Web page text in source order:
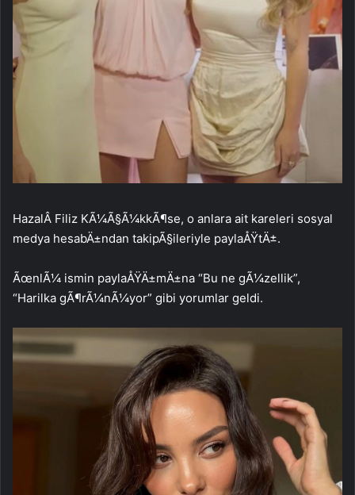
HazalÂ Filiz KÃ¼Ã§Ã¼kkÃ¶se, o anlara ait kareleri sosyal
medya hesabÄ±ndan takipÃ§ileriyle paylaÅŸtÄ±.
ÃœnlÃ¼ ismin paylaÅŸÄ±mÄ±na “Bu ne gÃ¼zellik”,
“Harilka gÃ¶rÃ¼nÃ¼yor” gibi yorumlar geldi.